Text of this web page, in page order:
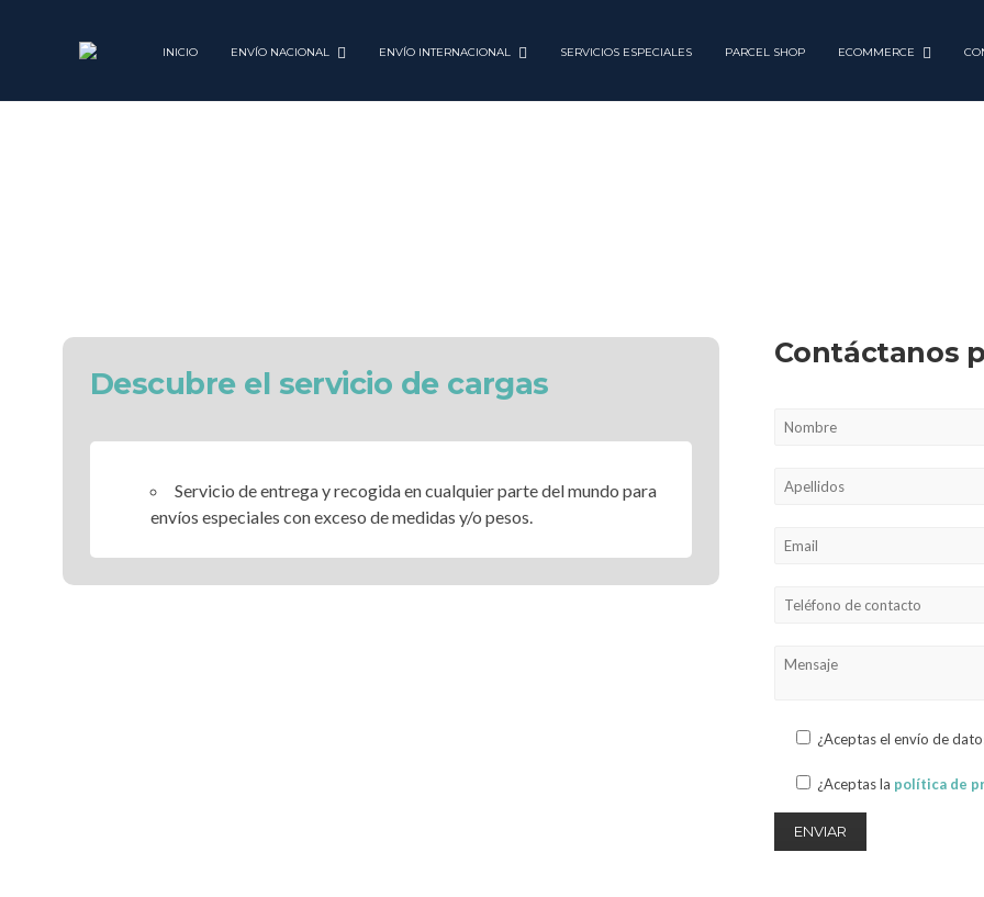
INICIO ENVÍO NACIONAL ENVÍO INTERNACIONAL SERVICIOS ESPECIALES PARCEL SHOP ECOMMERCE
Descubre el servicio de cargas
Servicio de entrega y recogida en cualquier parte del mundo para
envíos especiales con exceso de medidas y/o pesos.
Contáctanos
¿Aceptas el envío de
¿Aceptas la política de